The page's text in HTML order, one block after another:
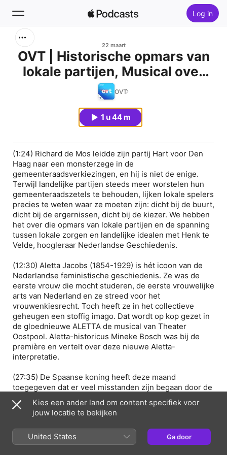
Log in
Home
22 maart
OVT | Historische opmars van
lokale partijen, Musical over
Aletta Jacobs, en EU-architect
Jean Monnet
OVT
1 u 44 m
(1:24) Richard de Mos leidde zijn partij Hart voor Den
Haag naar een monsterzege in de
gemeenteraadsverkiezingen, en hij is niet de enige.
Terwijl landelijke partijen steeds meer worstelen hun
gemeenteraadszetels te behouden, lijken lokale spelers
precies te weten waar ze moeten zijn: dicht bij de buurt,
dicht bij de ergernissen, dicht bij de kiezer. We hebben
het over die opmars van lokale partijen en de spanning
tussen lokale zorgen en landelijke idealen met Henk te
Velde, hoogleraar Nederlandse Geschiedenis.
(12:30) Aletta Jacobs (1854-1929) is hét icoon van de
Nederlandse feministische geschiedenis. Ze was de
eerste vrouw die mocht studeren, de eerste vrouwelijke
arts van Nederland en ze streed voor het
vrouwenkiesrecht. Toch heeft ze in het collectieve
geheugen een stoffig imago. Dat wordt op kop gezet in
de gloednieuwe ALETTA de musical van Theater
Oostpool. Aletta-historicus Mineke Bosch was bij de
première en vertelt over deze nieuwe Aletta-
interpretatie.
(27:35) De Spaanse koning heeft deze maand
toegegeven dat er veel misstanden zijn begaan door de
Spanjaarden die het huidige Mexico veroverden. Ruim
500 jaar na deze conquistadores is dit de eerste keer
dat Spanje een stap in de richting van excuses zet. Hoe
hebben de Spanjaarden zich in Mexico misdragen, en
wat betekent het voor Mexicanen dat Spanje nu toch
deze stap zet? We vragen het Wil Pansters, hoogleraar
Kies een ander land om content specifiek voor
jouw locatie te bekijken
United States Ga door